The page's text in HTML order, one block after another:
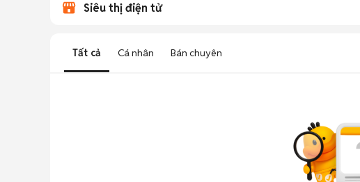
Siêu thị điện tử
Tất cả Cá nhân Bán chuyên